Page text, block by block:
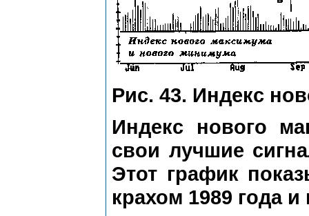
Рис. 43. Индекс
Индекс нового
свои лучшие
Этот график
крахом 1989 года